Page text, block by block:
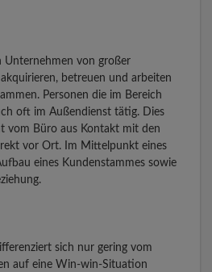
Unternehmen von großer
betreuen und arbeiten
Personen die im Bereich
oft im Außendienst tätig. Dies
vom Büro aus Kontakt mit den
vor Ort. Im Mittelpunkt eines
eines Kundenstammes sowie
sich nur gering vom
auf eine Win-win-Situation